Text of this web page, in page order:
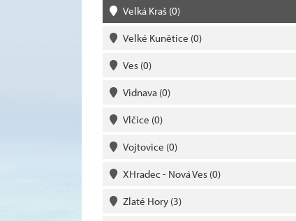
Velká Kraš (0)
Velké Kunětice (0)
Ves (0)
Vidnava (0)
Vlčice (0)
Vojtovice (0)
XHradec - Nová Ves (0)
Zlaté Hory (3)